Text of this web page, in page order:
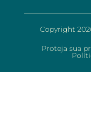
Copyright
Proteja sua